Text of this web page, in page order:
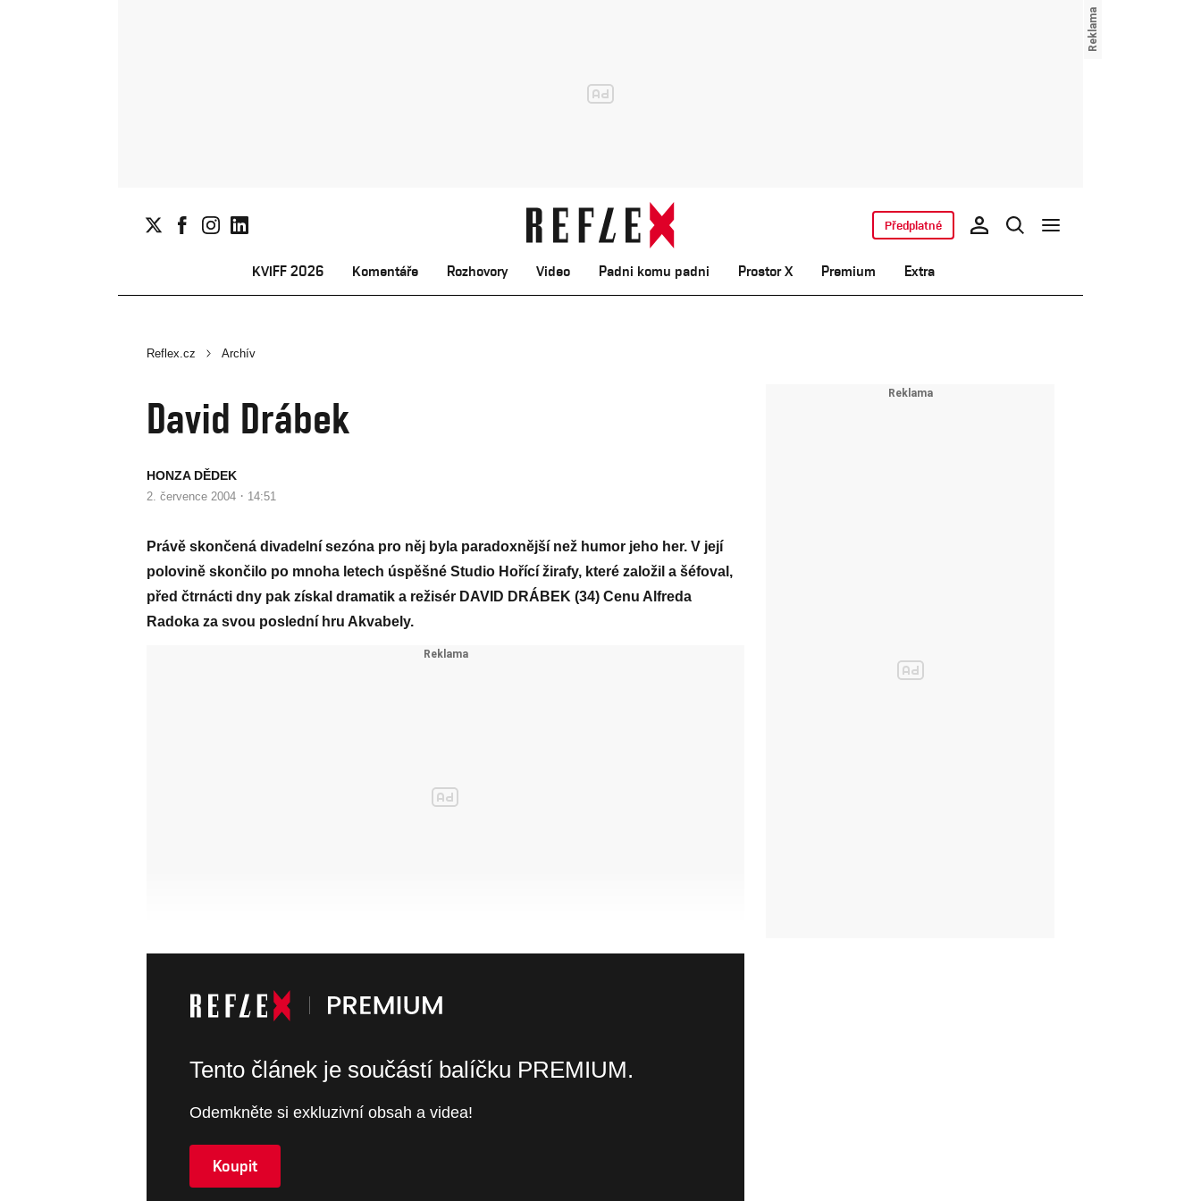
KVIFF 2026 Komentáře Rozhovory Video Padni komu padni Prostor X Premium Extra
Předplatné
Reflex.cz Archív
David Drábek
HONZA DĚDEK
2. července 2004 · 14:51
Právě skončená divadelní sezóna pro něj byla paradoxnější než humor jeho her. V její
polovině skončilo po mnoha letech úspěšné Studio Hořící žirafy, které založil a šéfoval,
před čtrnácti dny pak získal dramatik a režisér DAVID DRÁBEK (34) Cenu Alfreda
Radoka za svou poslední hru Akvabely.
Tento článek je součástí balíčku PREMIUM.
Odemkněte si exkluzivní obsah a videa!
Koupit